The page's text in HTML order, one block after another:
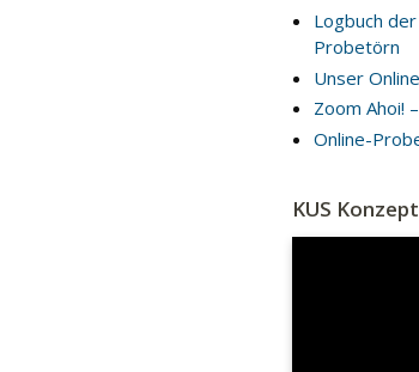
Logbuch
Probetörn
Unser
Zoom Ahoi!
Online-
KUS Konzept